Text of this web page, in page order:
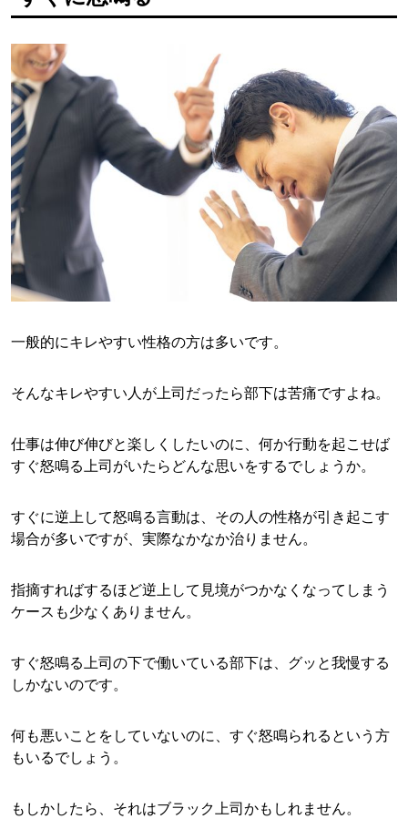
一般的にキレやすい性格の方は多いです。
そんなキレやすい人が上司だったら部下は苦痛ですよね。
仕事は伸び伸びと楽しくしたいのに、何か行動を起こせば
すぐ怒鳴る上司がいたらどんな思いをするでしょうか。
すぐに逆上して怒鳴る言動は、その人の性格が引き起こす
場合が多いですが、実際なかなか治りません。
指摘すればするほど逆上して見境がつかなくなってしまう
ケースも少なくありません。
すぐ怒鳴る上司の下で働いている部下は、グッと我慢する
しかないのです。
何も悪いことをしていないのに、すぐ怒鳴られるという方
もいるでしょう。
もしかしたら、それはブラック上司かもしれません。